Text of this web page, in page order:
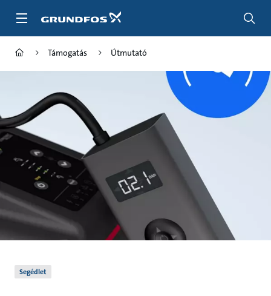
átugrása
Támogatás Útmutató
Segédlet